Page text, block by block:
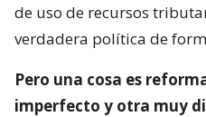
de uso de recursos
verdadera política de
Pero una cosa es
imperfecto y otra muy